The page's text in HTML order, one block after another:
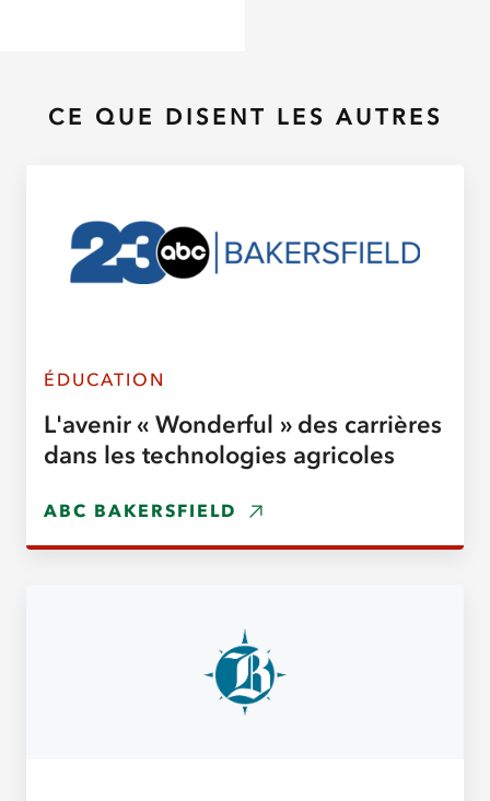
CE QUE DISENT LES AUTRES
ÉDUCATION
L'avenir « Wonderful » des carrières
dans les technologies agricoles
ABC BAKERSFIELD